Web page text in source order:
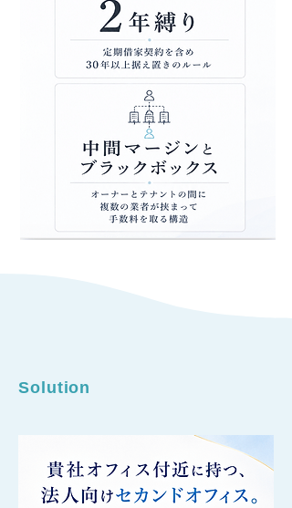
Solution